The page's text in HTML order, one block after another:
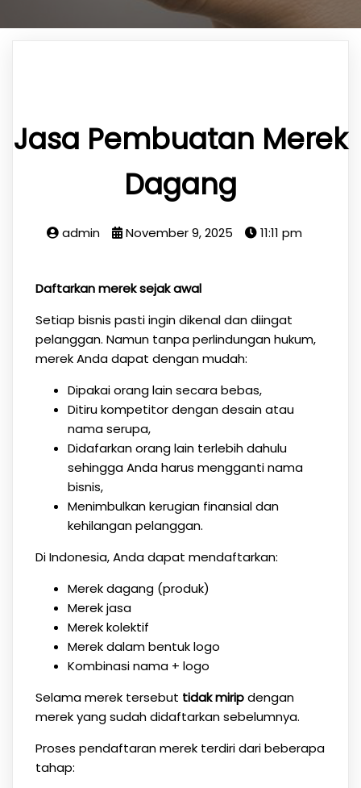
Jasa Pembuatan Merek
Dagang
admin November 9, 2025 11:11 pm
Daftarkan merek sejak awal
Setiap bisnis pasti ingin dikenal dan diingat
pelanggan. Namun tanpa perlindungan hukum,
merek Anda dapat dengan mudah:
Dipakai orang lain secara bebas,
Ditiru kompetitor dengan desain atau
nama serupa,
Didafarkan orang lain terlebih dahulu
sehingga Anda harus mengganti nama
bisnis,
Menimbulkan kerugian finansial dan
kehilangan pelanggan.
Di Indonesia, Anda dapat mendaftarkan:
Merek dagang (produk)
Merek jasa
Merek kolektif
Merek dalam bentuk logo
Kombinasi nama + logo
Selama merek tersebut tidak miripdengan
merek yang sudah didaftarkan sebelumnya.
Proses pendaftaran merek terdiri dari beberapa
tahap: